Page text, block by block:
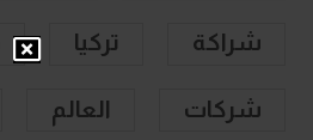
شراكة تركيا
شركات العالم